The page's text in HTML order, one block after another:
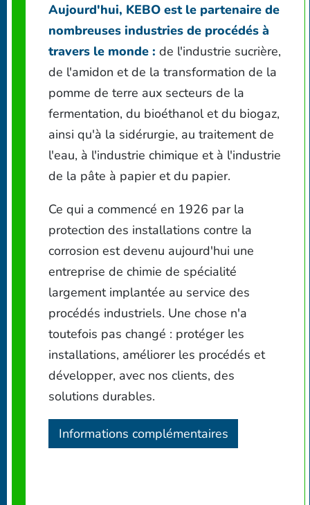
Aujourd'hui, KEBO est le partenaire de
nombreuses industries de procédés à
travers le monde : de l'industrie sucrière,
de l'amidon et de la transformation de la
pomme de terre aux secteurs de la
fermentation, du bioéthanol et du biogaz,
ainsi qu'à la sidérurgie, au traitement de
l'eau, à l'industrie chimique et à l'industrie
de la pâte à papier et du papier.
Ce qui a commencé en 1926 par la
protection des installations contre la
corrosion est devenu aujourd'hui une
entreprise de chimie de spécialité
largement implantée au service des
procédés industriels. Une chose n'a
toutefois pas changé : protéger les
installations, améliorer les procédés et
développer, avec nos clients, des
solutions durables.
Informations complémentaires